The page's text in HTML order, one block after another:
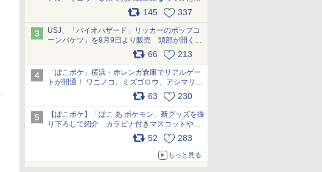
145 337
USJ、「バイオハザード」リッカーのポップコ
ーンバケツ」を9月9日より販売 頭部が開く仕
組み。味は恐怖を堪のう「味噌フレーバー」
66 213
「ぽこポケ」横浜・赤レンガ倉庫でリアルゲー
トが開通！ ワニノコ、ミズゴロウ、アシマリ登
場シーンをレポート pic.x.com/LDgEByVl6D
63 230
【ぽこポケ】「ぽこ あ ポケモン」新グッズを撮
り下ろしで紹介 カラビナ付きマスコットやス
52 283
もっと見る